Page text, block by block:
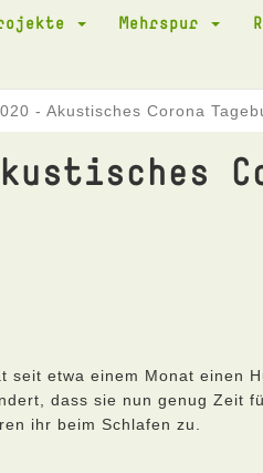
Mehrspur
- Akustisches Corona
seit etwa einem Monat einen
dass sie nun genug Zeit
ihr beim Schlafen zu.